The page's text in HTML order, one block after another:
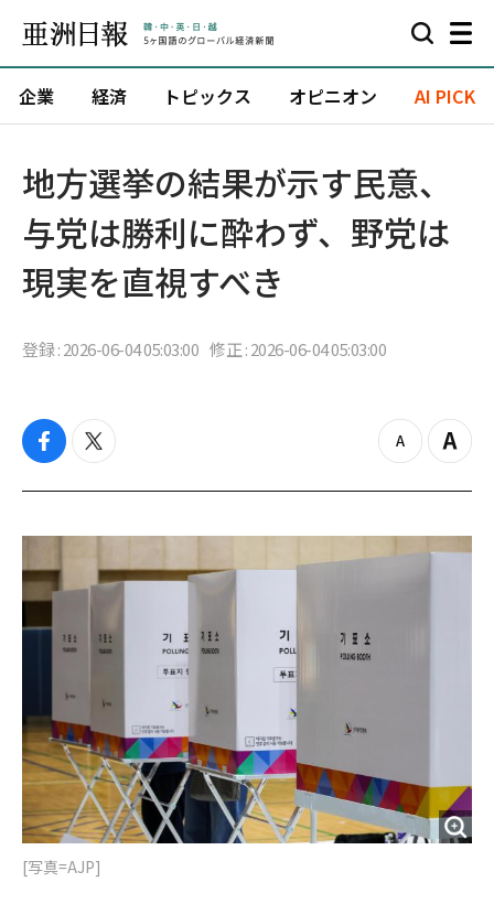
企業 経済 トピックス オピニオン AI PICK
地方選挙の結果が示す民意、
与党は勝利に酔わず、野党は
現実を直視すべき
登録 : 2026-06-04 05:03:00 修正 : 2026-06-04 05:03:00
f
c
b
o
k
t
i
t
z
o
o
u
Z
o
i
n
[写真=AJP]